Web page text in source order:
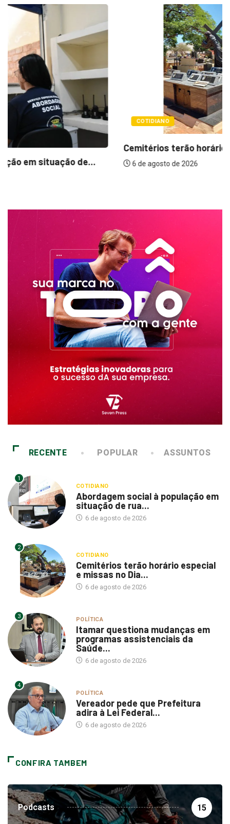
COTIDIANO
Cemitérios terão horário especial e missas no...
6 de agosto de 2026
RECENTE POPULAR ASSUNTOS
1
COTIDIANO
Abordagem social à população em
situação de rua...
6 de agosto de 2026
2
COTIDIANO
Cemitérios terão horário especial
e missas no Dia...
6 de agosto de 2026
3 POLÍTICA
Itamar questiona mudanças em
programas assistenciais da
Saúde...
6 de agosto de 2026
4
POLÍTICA
Vereador pede que Prefeitura
adira à Lei Federal...
6 de agosto de 2026
CONFIRA TAMBEM
Podcasts 15